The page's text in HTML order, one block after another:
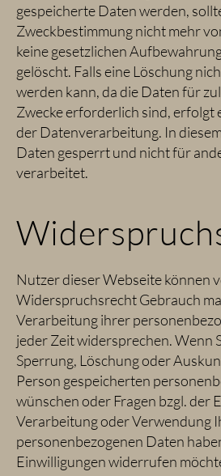
gespeicherte Daten werden,
Zweckbestimmung nicht mehr
keine gesetzlichen
gelöscht. Falls eine Löschung
werden kann, da die Daten für
Zwecke erforderlich sind, erfolgt
der Datenverarbeitung. In
Daten gesperrt und nicht für
verarbeitet.
Nutzer dieser Webseite können
Widerspruchsrecht Gebrauch
Verarbeitung ihrer
jeder Zeit widersprechen. Wenn
Sperrung, Löschung oder
Person gespeicherten
wünschen oder Fragen bzgl. der
Verarbeitung oder Verwendung
personenbezogenen Daten
Einwilligungen widerrufen